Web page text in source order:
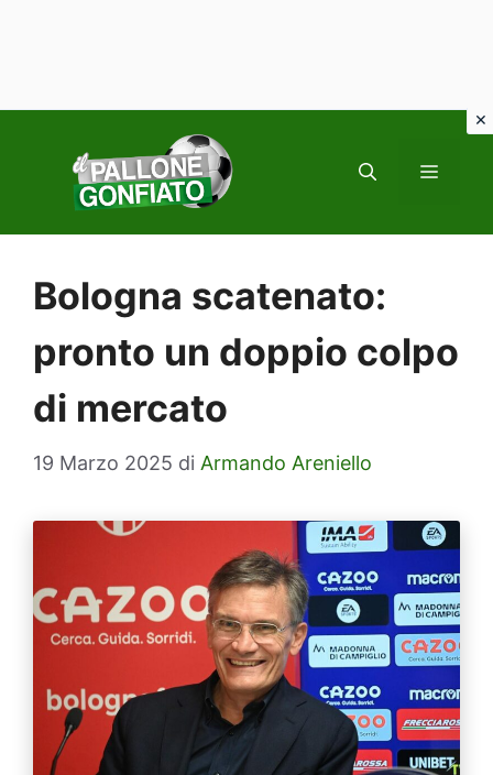
contenuto
MENU
Bologna scatenato:
pronto un doppio colpo
di mercato
19 Marzo 2025 di Armando Areniello